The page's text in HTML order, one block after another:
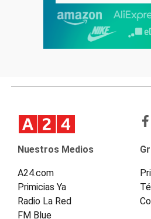
Nuestros Medios
A24.com
Primicias Ya
Radio La Red
FM Blue